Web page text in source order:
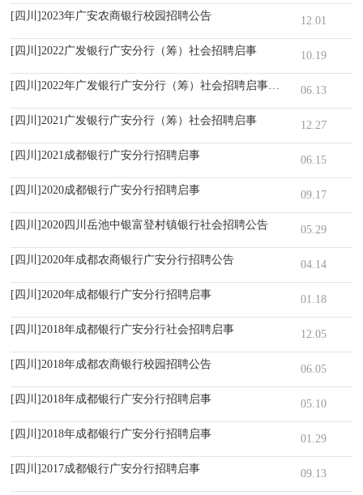
[四川]2023年广安农商银行校园招聘公告 12.01
[四川]2022广发银行广安分行（筹）社会招聘启事 10.19
[四川]2022年广发银行广安分行（筹）社会招聘启事（6.13）06.13
[四川]2021广发银行广安分行（筹）社会招聘启事 12.27
[四川]2021成都银行广安分行招聘启事 06.15
[四川]2020成都银行广安分行招聘启事 09.17
[四川]2020四川岳池中银富登村镇银行社会招聘公告 05.29
[四川]2020年成都农商银行广安分行招聘公告 04.14
[四川]2020年成都银行广安分行招聘启事 01.18
[四川]2018年成都银行广安分行社会招聘启事 12.05
[四川]2018年成都农商银行校园招聘公告 06.05
[四川]2018年成都银行广安分行招聘启事 05.10
[四川]2018年成都银行广安分行招聘启事 01.29
[四川]2017成都银行广安分行招聘启事 09.13